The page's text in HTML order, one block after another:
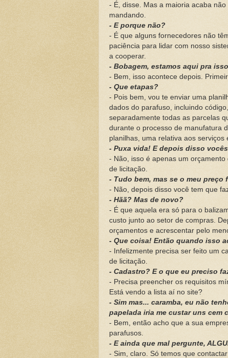
- É, disse. Mas a maioria acaba não
mandando.
- E porque não?
- É que alguns fornecedores não
paciência para lidar com nosso
a cooperar.
- Bobagem, estamos aqui pra
- Bem, isso acontece depois.
- Que etapas?
- Pois bem, vou te enviar uma
dados do parafuso, incluindo
separadamente todas as parcelas
durante o processo de manufatura
planilhas, uma relativa aos serviços
- Puxa vida! E depois disso
- Não, isso é apenas um
de licitação.
- Tudo bem, mas se o meu
- Não, depois disso você tem que
- Hãã? Mas de novo?
- É que aquela era só para o
custo junto ao setor de compras.
orçamentos e acrescentar pelo
- Que coisa! Então quando isso
- Infelizmente precisa ser feito um
de licitação.
- Cadastro? E o que eu preciso
- Precisa preencher os requisitos
Está vendo a lista aí no site?
- Sim mas... caramba, eu não
papelada iria me custar uns cem
- Bem, então acho que a sua
parafusos.
- E ainda que mal pergunte,
- Sim, claro. Só temos que